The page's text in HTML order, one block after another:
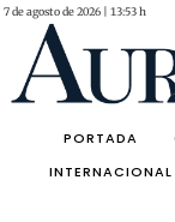
7 de agosto de 2026 | 13:53 h
PORTADA
INTERNACIONAL